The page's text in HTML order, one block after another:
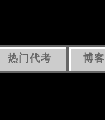
热门代考 博客